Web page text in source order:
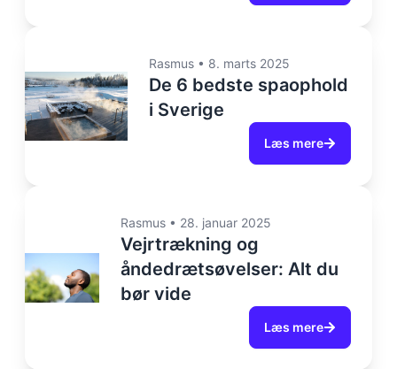
Rasmus• 8. marts 2025
De 6 bedste spaophold
i Sverige
Læs mere
Rasmus • 28. januar 2025
Vejrtrækning og
åndedrætsøvelser: Alt du
bør vide
Læs mere